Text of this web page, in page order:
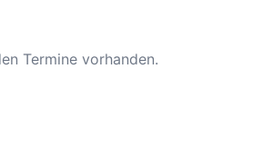
Termine vorhanden.